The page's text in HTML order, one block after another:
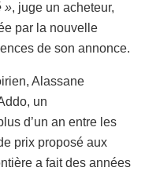
», juge un acheteur,
par la nouvelle
de son annonce.
Alassane
un
d’un an entre les
prix proposé aux
a fait des années